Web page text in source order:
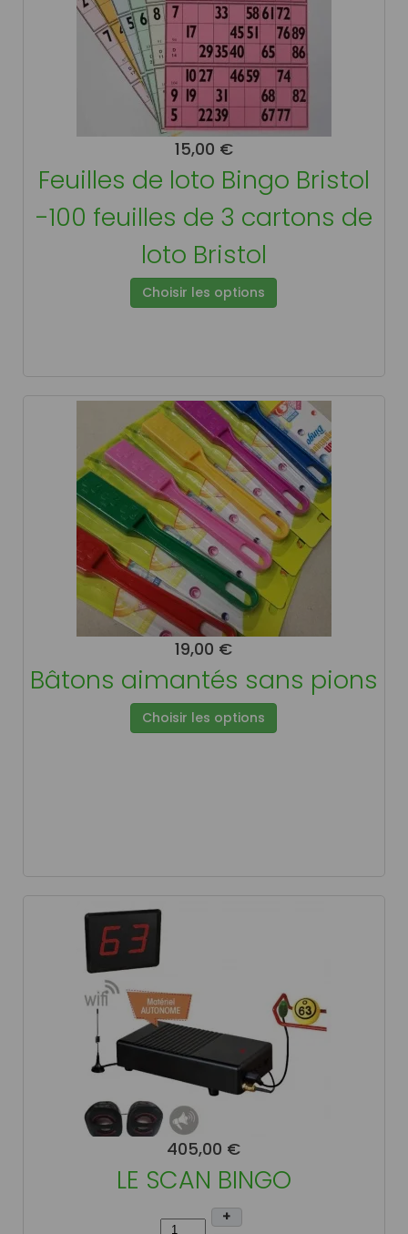
15,00 €
Feuilles de loto Bingo Bristol
-100 feuilles de 3 cartons de
loto Bristol
Choisir les options
19,00 €
Bâtons aimantés sans pions
Choisir les options
405,00 €
LE SCAN BINGO
+